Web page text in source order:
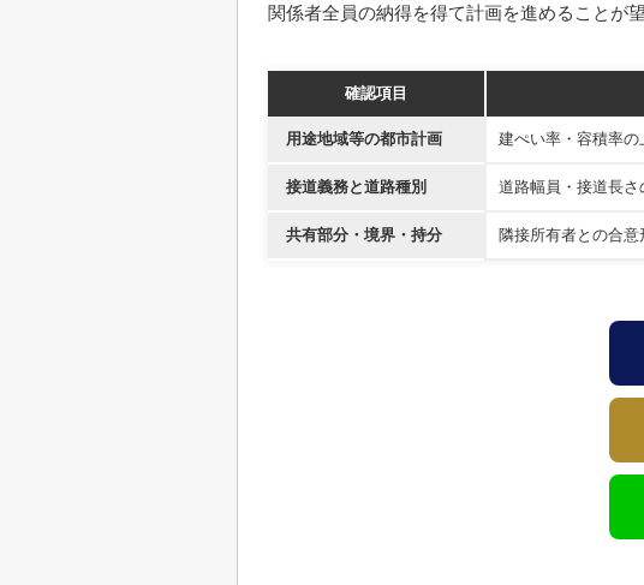
関係者全員の納得を得て計画を進めることが
確認項目
用途地域等の都市計画 建ぺい率・容積率の
接道義務と道路種別 道路幅員・接道長さ
共有部分・境界・持分 隣接所有者との合意